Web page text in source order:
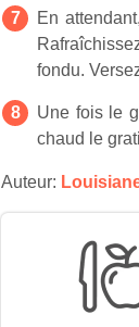
En
fondu.
Une fois le
chaud le
Auteur: